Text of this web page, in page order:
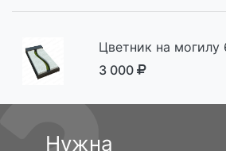
Цветник на могилу
3 000
Нужна